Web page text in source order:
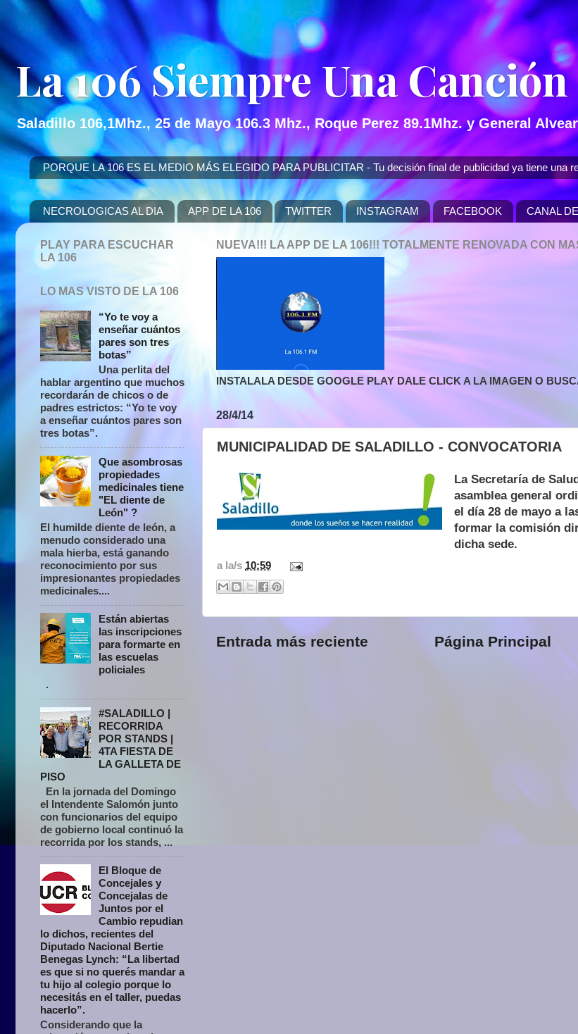
La 106 Siempre Una Canción
Saladillo 106,1Mhz., 25 de Mayo 106.3 Mhz., Roque Perez 89.1Mhz. y General
PORQUE LA 106 ES EL MEDIO MÁS ELEGIDO PARA PUBLICITAR - Tu decisión final de publicidad ya tiene una
NECROLOGICAS AL DIA APP DE LA 106 TWITTER INSTAGRAM FACEBOOK CANAL
NUEVA!!! LA APP DE LA 106!!! TOTALMENTE RENOVADA CON
INSTALALA DESDE GOOGLE PLAY DALE CLICK A LA IMAGEN O
28/4/14
MUNICIPALIDAD DE SALADILLO - CONVOCATORIA
La Secretaría de
asamblea general
el día 28 de mayo a
formar la comisión
dicha sede.
a la/s 10:59
Entrada más reciente Página Principal
PLAY PARA ESCUCHAR
LA 106
LO MAS VISTO DE LA 106
“Yo te voy a
enseñar cuántos
pares son tres
botas”
Una perlita del
hablar argentino que muchos
recordarán de chicos o de
padres estrictos: “Yo te voy
a enseñar cuántos pares son
tres botas”.
Que asombrosas
propiedades
medicinales tiene
"EL diente de
León" ?
El humilde diente de león, a
menudo considerado una
mala hierba, está ganando
reconocimiento por sus
impresionantes propiedades
medicinales....
Están abiertas
las inscripciones
para formarte en
las escuelas
policiales
.
#SALADILLO |
RECORRIDA
POR STANDS |
4TA FIESTA DE
LA GALLETA DE
PISO
En la jornada del Domingo
el Intendente Salomón junto
con funcionarios del equipo
de gobierno local continuó la
recorrida por los stands, ...
El Bloque de
Concejales y
Concejalas de
Juntos por el
Cambio repudian
lo dichos, recientes del
Diputado Nacional Bertie
Benegas Lynch: “La libertad
es que si no querés mandar a
tu hijo al colegio porque lo
necesitás en el taller, puedas
hacerlo”.
Considerando que la